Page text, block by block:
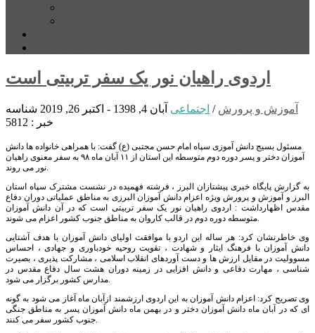
اردوی راهیان نور یک سفر تربیتی است
آموزش و پرورش / اجتماعی آبان 4, 1398 - اکتبر 26, 2019
شناسه
خبر : 5812
مسئول بسیج دانش آموزی سپاه امام حسن مجتبی (ع) گفت: با همراهی خانواده ها دانش
آموزان دختر و پسر دوره دوم متوسطه این استان از ۱۱ آبان ماه ۹۸ به سفر معنوی راهیان
نور می روند.
به گزارش پایگاه خبری پیشتازان البرز ، فرشته فهمیده در نشست مشترک سپاه استان
البرز و آموزش و پرورش ویژه اعزام دانش آموزان البرزی به مناطق عملیاتی دوران دفاع
مقدس اظهارداشت : اردوی راهیان نور یک سفر تربیتی است که در آن دانش آموزان
متوسطه دوره دوم در قالب کاروان به مناطق جنوب کشور اعزام می شوند.
وی خاطرنشان کرد: هر ساله این اردو با موافقت اولیای دانش آموزان با هدف آشنایی
دانش آموزان با فرهنگ ایثار و شهادت ، تقویت روحیه خودباوری و جهادی ، احساس
مسوولیت در مقایل ارزش ها و دست آوردهای انقلاب اسلامی ، مشارکت پذیری ، بصیرت
شناسی ، مهارت دفاعی و دانش افزایی در زمینه دوران هشت سال دفاع مقدس در
مدارس کشور برگزار می شود.
وی تصریح کرد: اعزام دانش آموزان به این اردوی ارزشمند ازآبان ماه آغاز می شود به گونه
ای که در آبان ماه دانش آموزان دختر و در بهمن ماه دانش آموزان پسر به مناطق جنگی
جنوب کشور سفر می کنند.